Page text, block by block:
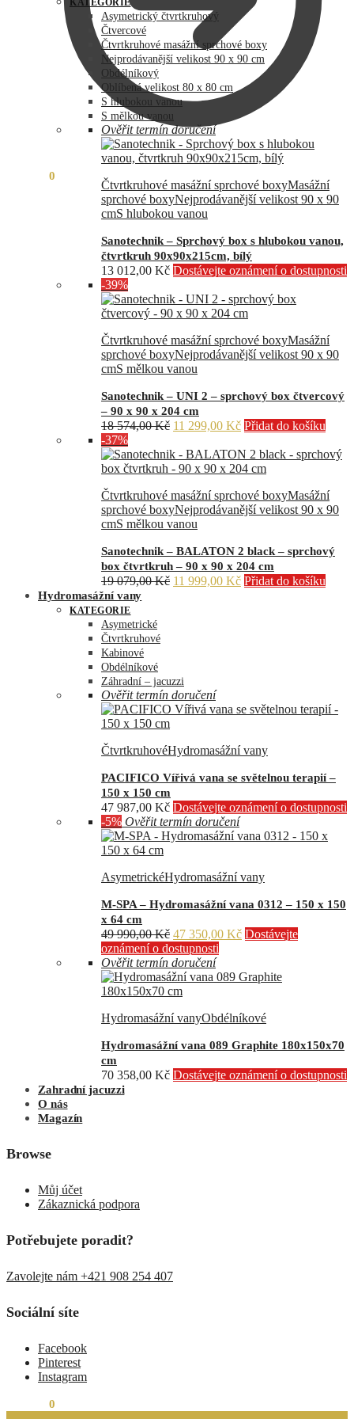
0
73
990,00 Kč.
60
890,00 Kč.
KATEGORIE
Asymetrický čtvrtkruhový
Čtvercové
Čtvrtkruhové masážní sprchové boxy
Nejprodávanější velikost 90 x 90 cm
Obdélníkový
Oblíbená velikost 80 x 80 cm
S hlubokou vanou
S mělkou vanou
Ověřit termín doručení
Čtvrtkruhové masážní sprchové boxyMasážní
sprchové boxyNejprodávanější velikost 90 x 90
cmS hlubokou vanou
Sanotechnik – Sprchový box s hlubokou vanou,
čtvrtkruh 90x90x215cm, bílý
13 012,00 Kč Dostávejte oznámení o dostupnosti
-39%
Čtvrtkruhové masážní sprchové boxyMasážní
sprchové boxyNejprodávanější velikost 90 x 90
cmS mělkou vanou
Sanotechnik – UNI 2 – sprchový box čtvercový
– 90 x 90 x 204 cm
18 574,00Kč Původní
byla:
18
11 299,00 KčAktuální
je:
11
Přidat do košíku
-37%
Čtvrtkruhové masážní sprchové boxyMasážní
sprchové boxyNejprodávanější velikost 90 x 90
cmS mělkou vanou
Sanotechnik – BALATON 2 black – sprchový
box čtvrtkruh – 90 x 90 x 204 cm
19 079,00Kč Původní
11 999,00 KčAktuální
Přidat do košíku
Hydromasážní vany
KATEGORIE
Asymetrické
Čtvrtkruhové
Kabinové
Obdélníkové
Záhradní – jacuzzi
Ověřit termín doručení
ČtvrtkruhovéHydromasážní vany
PACIFICO Vířivá vana se světelnou terapií –
150 x 150 cm
47 987,00 Kč Dostávejte oznámení o dostupnosti
-5% Ověřit termín doručení
AsymetrickéHydromasážní vany
M-SPA – Hydromasážní vana 0312 – 150 x 150
x 64 cm
49 990,00Kč Původní
cena
byla:
49
990,00 Kč.
47 350,00 KčAktuální
47
Dostávejte
oznámení o dostupnosti
Ověřit termín doručení
Hydromasážní vanyObdélníkové
Hydromasážní vana 089 Graphite 180x150x70
cm
70 358,00 Kč Dostávejte oznámení o dostupnosti
Zahradní jacuzzi
O nás
Magazín
Browse
Můj účet
Zákaznická podpora
Potřebujete poradit?
Zavolejte nám +421 908 254 407
Sociální síte
Facebook
Pinterest
Instagram
0